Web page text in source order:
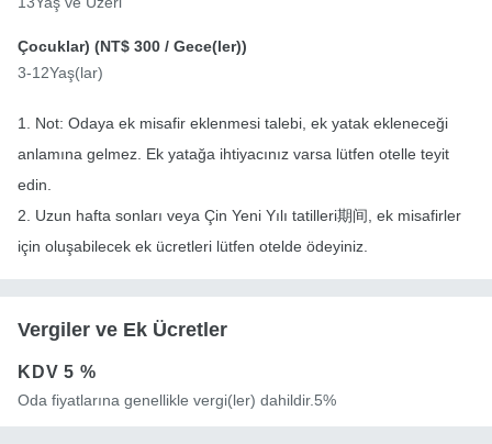
Çocuklar) (NT$ 300 / Gece(ler))
3-12Yaş(lar)
1. Not: Odaya ek misafir eklenmesi talebi, ek yatak ekleneceği
anlamına gelmez. Ek yatağa ihtiyacınız varsa lütfen otelle teyit
edin.
2. Uzun hafta sonları veya Çin Yeni Yılı tatilleri期间, ek misafirler
için oluşabilecek ek ücretleri lütfen otelde ödeyiniz.
Vergiler ve Ek Ücretler
KDV5 %
Oda fiyatlarına genellikle vergi(ler) dahildir.5%